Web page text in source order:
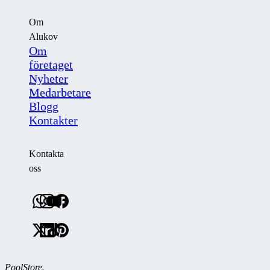
Om
Alukov
Om
företaget
Nyheter
Medarbetare
Blogg
Kontakter
Kontakta
oss
PoolStore.